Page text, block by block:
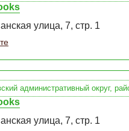
улица, 7, стр. 1
улица, 7, стр. 1